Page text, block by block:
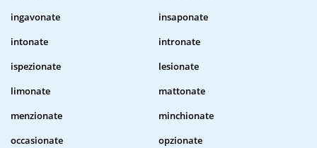
ingavonate
insaponate
intonate
intronate
ispezionate
lesionate
limonate
mattonate
menzionate
minchionate
occasionate
opzionate